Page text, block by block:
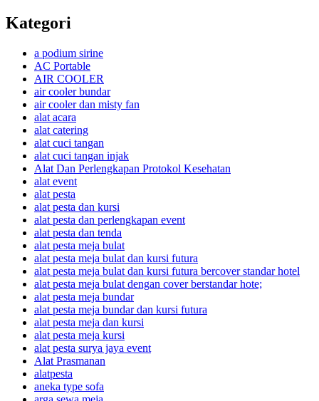
Kategori
a podium sirine
AC Portable
AIR COOLER
air cooler bundar
air cooler dan misty fan
alat acara
alat catering
alat cuci tangan
alat cuci tangan injak
Alat Dan Perlengkapan Protokol Kesehatan
alat event
alat pesta
alat pesta dan kursi
alat pesta dan perlengkapan event
alat pesta dan tenda
alat pesta meja bulat
alat pesta meja bulat dan kursi futura
alat pesta meja bulat dan kursi futura bercover standar hotel
alat pesta meja bulat dengan cover berstandar hote;
alat pesta meja bundar
alat pesta meja bundar dan kursi futura
alat pesta meja dan kursi
alat pesta meja kursi
alat pesta surya jaya event
Alat Prasmanan
alatpesta
aneka type sofa